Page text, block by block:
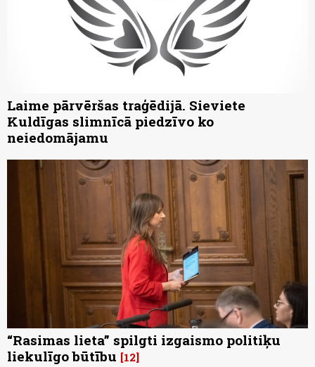
Laime pārvēršas traģēdijā. Sieviete
Kuldīgas slimnīcā piedzīvo ko
neiedomājamu
“Rasimas lieta” spilgti izgaismo politiķu
liekulīgo būtību 12